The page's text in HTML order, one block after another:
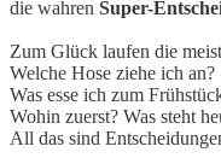
die wahren Super-
Zum Glück laufen die
Welche Hose ziehe ich an?
Was esse ich zum
Wohin zuerst? Was steht
All das sind